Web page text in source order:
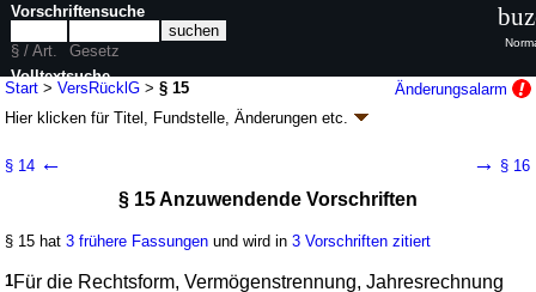
Start >VersRücklG >§ 15
Änderungsalarm
Hier klicken fürTitel, Fundstelle, Änderungen etc.
(VersRücklG)
neugefasst durch B. v. 27.03.2007BGBl. I S. 482 ; zuletzt geändert durch
Geltung ab 01.01.1999; FNA: 2030-2-28Beamte
§ 14 ← → § 16
§ 15 Anzuwendende Vorschriften
§ 15 hat3 frühere Fassungen und wird in3 Vorschriften zitiert
1Für die Rechtsform, Vermögenstrennung, Jahresrechnung
Vorschriftensuche
§ / Art.
Gesetz
Volltextsuche
nur in VersRücklG